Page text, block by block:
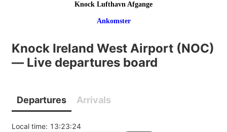
Knock Lufthavn Afgange
Ankomster